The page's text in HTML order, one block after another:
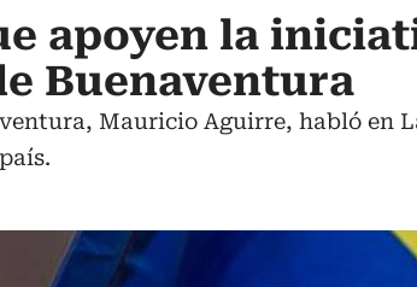
apoyen la
Buenaventura
Mauricio Aguirre, habló en